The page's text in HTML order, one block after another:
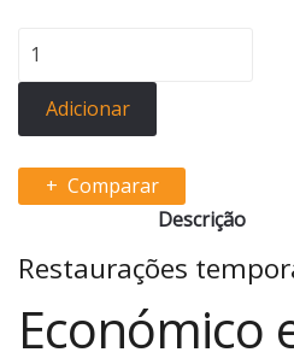
Quantidade
Coltosol
F
Adicionar
Comparar
Descrição
Restaurações
Económico